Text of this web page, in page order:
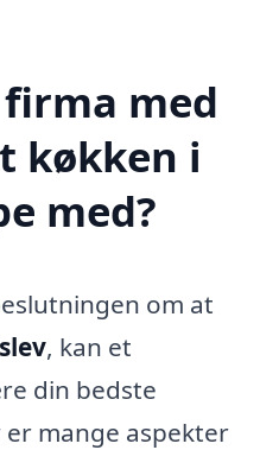
med
køkken i
med?
om at
, kan et
din bedste
mange aspekter